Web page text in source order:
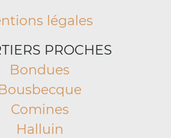
légales
PROCHES
Bondues
Comines
Halluin